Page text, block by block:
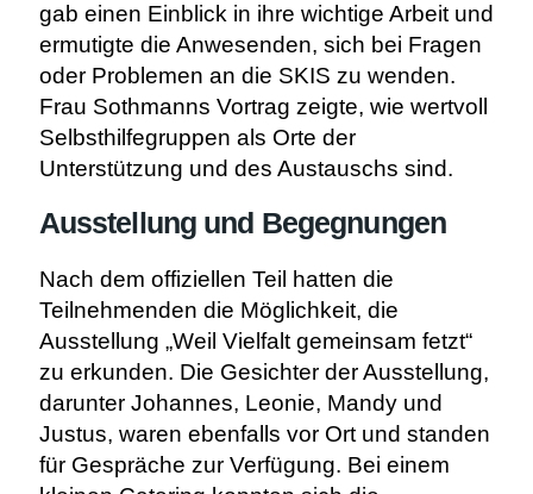
gab einen Einblick in ihre wichtige Arbeit und
ermutigte die Anwesenden, sich bei Fragen
oder Problemen an die SKIS zu wenden.
Frau Sothmanns Vortrag zeigte, wie wertvoll
Selbsthilfegruppen als Orte der
Unterstützung und des Austauschs sind.
Ausstellung und Begegnungen
Nach dem offiziellen Teil hatten die
Teilnehmenden die Möglichkeit, die
Ausstellung „Weil Vielfalt gemeinsam fetzt“
zu erkunden. Die Gesichter der Ausstellung,
darunter Johannes, Leonie, Mandy und
Justus, waren ebenfalls vor Ort und standen
für Gespräche zur Verfügung. Bei einem